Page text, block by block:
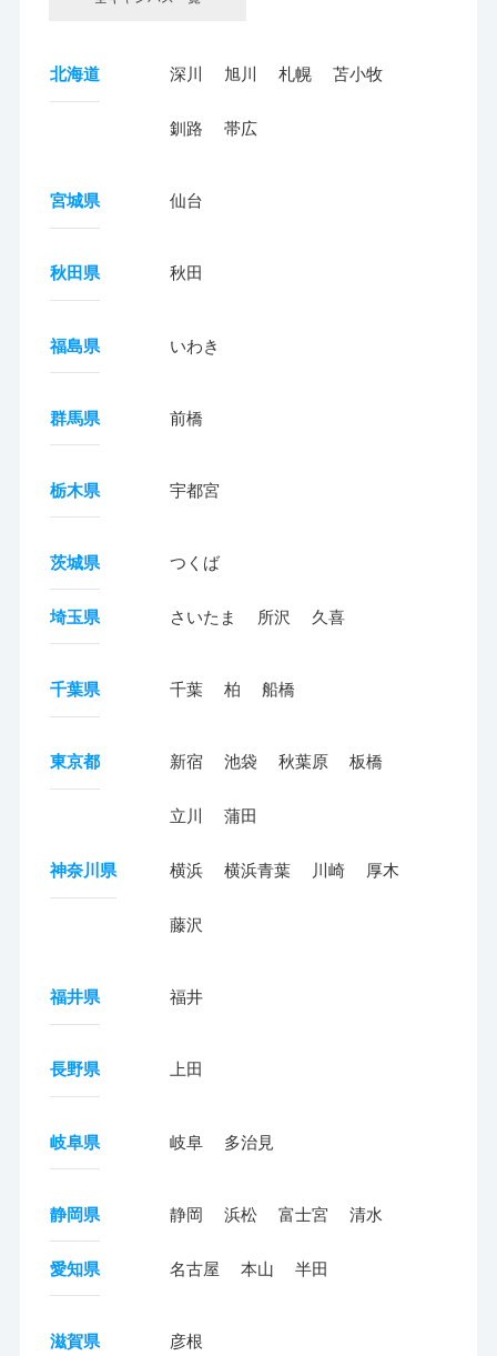
北海道 深川 旭川 札幌 苫小牧
釧路 帯広
宮城県 仙台
秋田県 秋田
福島県 いわき
群馬県 前橋
栃木県 宇都宮
茨城県 つくば
埼玉県 さいたま 所沢 久喜
千葉県 千葉 柏 船橋
東京都 新宿 池袋 秋葉原 板橋
立川 蒲田
神奈川県 横浜 横浜青葉 川崎 厚木
藤沢
福井県 福井
長野県 上田
岐阜県 岐阜 多治見
静岡県 静岡 浜松 富士宮 清水
愛知県 名古屋 本山 半田
滋賀県 彦根